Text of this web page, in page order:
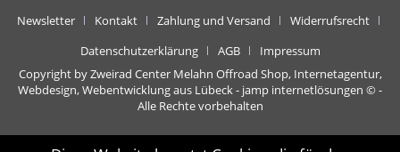
Newsletter
Kontakt Zahlung und Versand
Widerrufsrecht
Datenschutzerklärung
AGB
Impressum
Copyright by Zweirad Center Melahn Offroad Shop, Internetagentur,
Webdesign, Webentwicklung aus Lübeck - jamp internetlösungen © -
Alle Rechte vorbehalten